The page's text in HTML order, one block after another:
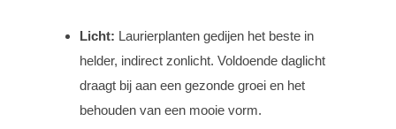
Licht: Laurierplanten gedijen het beste in
helder, indirect zonlicht. Voldoende daglicht
draagt bij aan een gezonde groei en het
behouden van een mooie vorm.